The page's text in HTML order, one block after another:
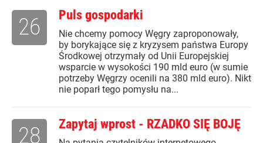
Puls gospodarki
Nie chcemy pomocy Węgry zaproponowały,
by borykające się z kryzysem państwa Europy
Środkowej otrzymały od Unii Europejskiej
wsparcie w wysokości 190 mld euro (w sumie
potrzeby Węgrzy ocenili na 380 mld euro). Nikt
nie poparł tego pomysłu na...
26
Zapytaj wprost - RZADKO SIĘ BOJĘ
28